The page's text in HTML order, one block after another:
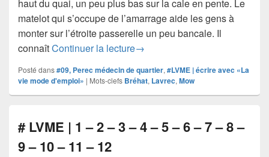
haut du quai, un peu plus bas sur la cale en pente. Le
matelot qui s’occupe de l’amarrage aide les gens à
monter sur l’étroite passerelle un peu bancale. Il
connaîtContinuer la lecture#LVME #09 | Rangée H, siège
→
Posté dans#09, Perec médecin de quartier, #LVME | écrire avec «La
vie mode d'emploi» | Mots-clefs Bréhat, Lavrec, Mow
# LVME | 1 – 2 – 3 – 4 – 5 – 6 – 7 – 8 –
9 – 10 – 11 – 12